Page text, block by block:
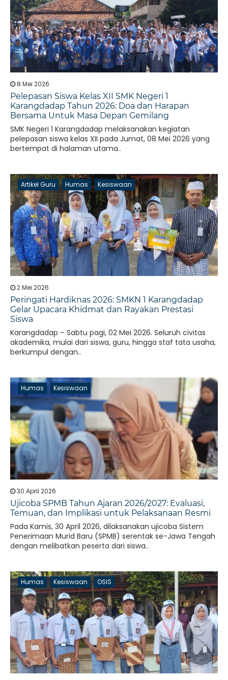
8 Mei 2026
Pelepasan Siswa Kelas XII SMK Negeri 1
Karangdadap Tahun 2026: Doa dan Harapan
Bersama Untuk Masa Depan Gemilang
SMK Negeri 1 Karangdadap melaksanakan kegiatan
pelepasan siswa kelas XII pada Jumat, 08 Mei 2026 yang
bertempat di halaman utama..
Artikel Guru Humas Kesiswaan
2 Mei 2026
Peringati Hardiknas 2026: SMKN 1 Karangdadap
Gelar Upacara Khidmat dan Rayakan Prestasi
Siswa
Karangdadap – Sabtu pagi, 02 Mei 2026. Seluruh civitas
akademika, mulai dari siswa, guru, hingga staf tata usaha,
berkumpul dengan..
Humas Kesiswaan
30 April 2026
Ujicoba SPMB Tahun Ajaran 2026/2027: Evaluasi,
Temuan, dan Implikasi untuk Pelaksanaan Resmi
Pada Kamis, 30 April 2026, dilaksanakan ujicoba Sistem
Penerimaan Murid Baru (SPMB) serentak se-Jawa Tengah
dengan melibatkan peserta dari siswa..
Humas Kesiswaan OSIS